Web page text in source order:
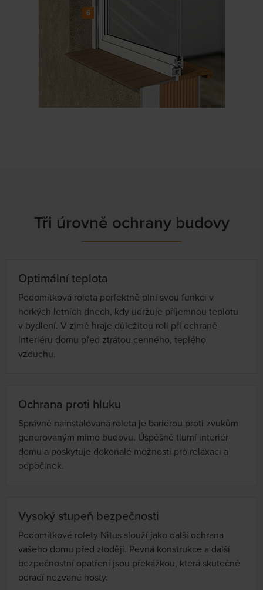
Tři úrovně ochrany budovy
Optimální teplota
Podomítková roleta perfektně plní svou funkci v
horkých letních dnech, kdy udržuje příjemnou teplotu
v bydlení. V zimě hraje důležitou roli při ochraně
interiéru domu před ztrátou cenného, teplého
vzduchu.
Ochrana proti hluku
Správně nainstalovaná roleta je bariérou proti zvukům
generovaným mimo budovu. Úspěšně tlumí interiér
domu a poskytuje dokonalé možnosti pro relaxaci a
odpočinek.
Vysoký stupeň bezpečnosti
Podomítkové rolety Nitus slouží jako další ochrana
vašeho domu před zloději. Pevná konstrukce a další
bezpečnostní opatření jsou překážkou, která skutečně
odradí nezvané hosty.